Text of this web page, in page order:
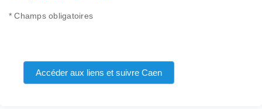
* Champs obligatoires
Accéder aux liens et suivre Caen